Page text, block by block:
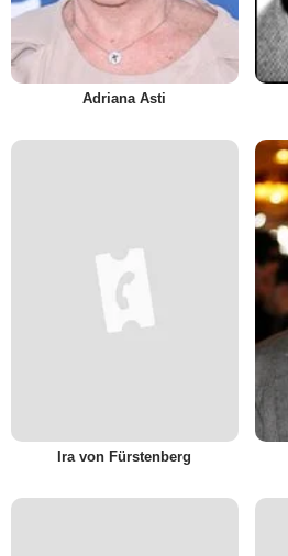
Adriana Asti
Ira von Fürstenberg